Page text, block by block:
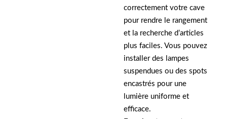
correctement votre cave
pour rendre le rangement
et la recherche d’articles
plus faciles. Vous pouvez
installer des lampes
suspendues ou des spots
encastrés pour une
lumière uniforme et
efficace.